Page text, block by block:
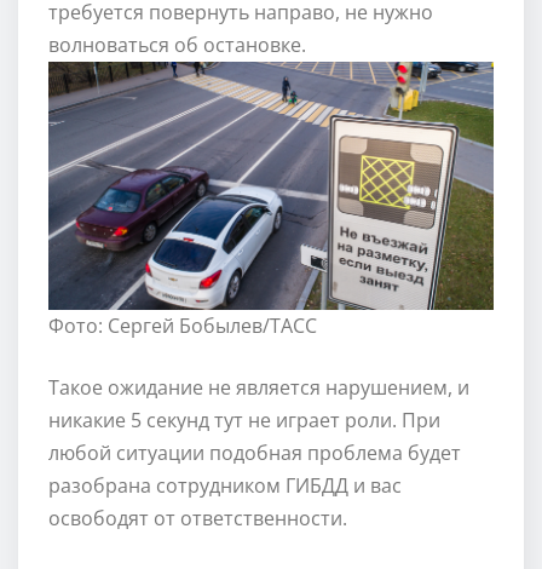
требуется повернуть направо, не нужно
волноваться об остановке.
Фото: Сергей Бобылев/ТАСС
Такое ожидание не является нарушением, и
никакие 5 секунд тут не играет роли. При
любой ситуации подобная проблема будет
разобрана сотрудником ГИБДД и вас
освободят от ответственности.